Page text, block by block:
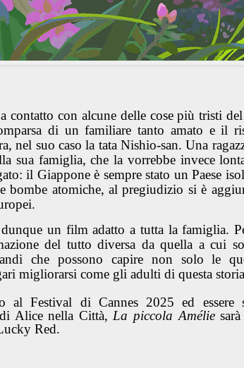
contatto con alcune delle cose più tristi
di un familiare tanto amato e il
nel suo caso la tata Nishio-san. Una
sua famiglia, che la vorrebbe invece
il Giappone è sempre stato un Paese
bombe atomiche, al pregiudizio si è
un film adatto a tutta la famiglia.
del tutto diversa da quella a cui
che possono capire non solo le
migliorarsi come gli adulti di questa
al Festival di Cannes 2025 ed essere
Alice nella Città,La piccola Améliesarà
Red.